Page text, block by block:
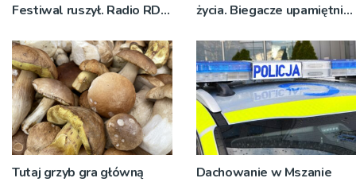
Festiwal ruszył. Radio RDN
żywo [ZDJĘCIA]
życia. Biegacze upamiętnili
Tutaj grzyb gra główną
Dachowanie w Mszanie